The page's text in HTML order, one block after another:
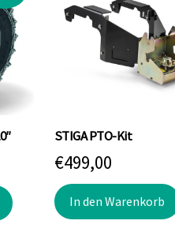
STIGA PTO-Kit
€499,00
In den Warenkorb